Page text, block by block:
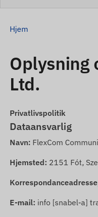
Hjem
Oplysning
Ltd.
Privatlivspolitik
Dataansvarlig
Navn: FlexCom
Hjemsted: 2151 Fót,
E-mail: info [snabel-a]